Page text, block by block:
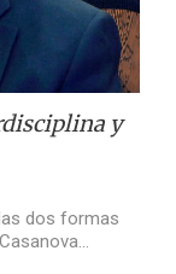
y
dos formas